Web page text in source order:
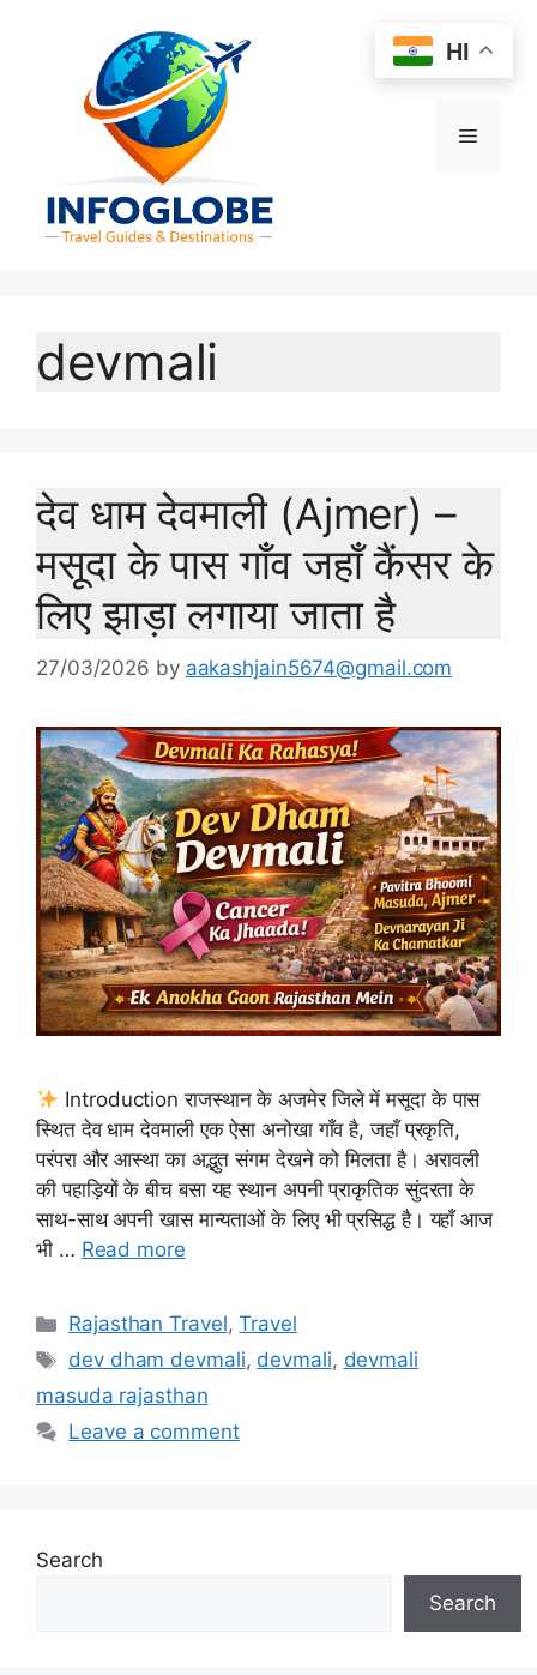
Menu
devmali
देव धाम देवमाली (Ajmer) –
मसूदा के पास गाँव जहाँ कैंसर के
लिए झाड़ा लगाया जाता है
27/03/2026 by aakashjain5674@gmail.com
Introduction राजस्थान के अजमेर जिले में मसूदा के पास
स्थित देव धाम देवमाली एक ऐसा अनोखा गाँव है, जहाँ प्रकृति,
परंपरा और आस्था का अद्भुत संगम देखने को मिलता है। अरावली
की पहाड़ियों के बीच बसा यह स्थान अपनी प्राकृतिक सुंदरता के
साथ-साथ अपनी खास मान्यताओं के लिए भी प्रसिद्ध है। यहाँ आज
भी … Read more
Categories
Rajasthan Travel,Travel
Tags
dev dham devmali, devmali, devmali
masuda rajasthan
Leave a comment
Search
Search
HI